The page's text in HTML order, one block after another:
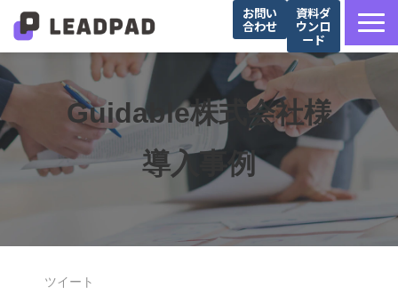
お問い
合わせ
資料ダ
ウンロ
ード
サービス詳細
選ばれる理由
営業支援会社様向け
Salesforce導入企業様向け
導入事例
お役立ち記事
Guidable株式会社様
導入事例
ツイート